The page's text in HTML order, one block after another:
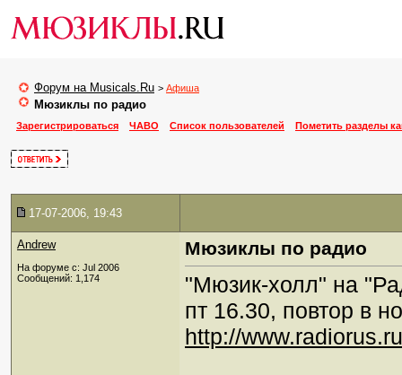
Форум на Musicals.Ru > Афиша
Мюзиклы по радио
Зарегистрироваться ЧАВО Список пользователей Пометить разделы
17-07-2006, 19:43
Andrew
На форуме с: Jul 2006
Сообщений: 1,174
Мюзиклы по радио
"Мюзик-холл" на
пт 16.30, повтор в
http://